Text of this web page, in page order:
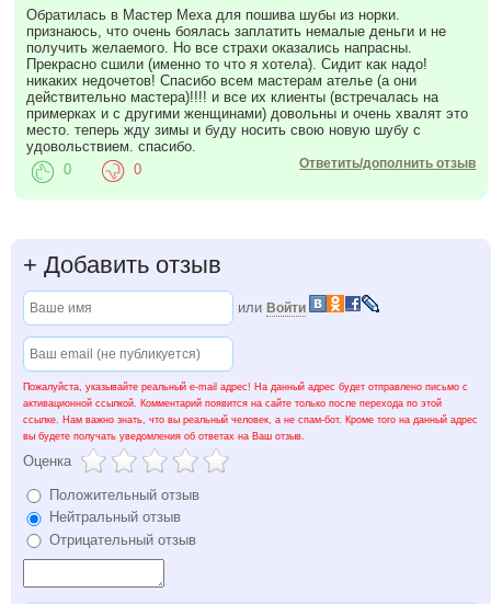
Обратилась в Мастер Меха для пошива шубы из норки.
признаюсь, что очень боялась заплатить немалые деньги и не
получить желаемого. Но все страхи оказались напрасны.
Прекрасно сшили (именно то что я хотела). Сидит как надо!
никаких недочетов! Спасибо всем мастерам ателье (а они
действительно мастера)!!!! и все их клиенты (встречалась на
примерках и с другими женщинами) довольны и очень хвалят это
место. теперь жду зимы и буду носить свою новую шубу с
удовольствием. спасибо.
Ответить/дополнить отзыв
0 0
+ Добавить отзыв
или Войти
Пожалуйста, указывайте реальный e-mail адрес! На данный адрес будет отправлено письмо с
активационной ссылкой. Комментарий появится на сайте только после перехода по этой
ссылке. Нам важно знать, что вы реальный человек, а не спам-бот. Кроме того на данный адрес
вы будете получать уведомления об ответах на Ваш отзыв.
Оценка
Положительный отзыв
Нейтральный отзыв
Отрицательный отзыв